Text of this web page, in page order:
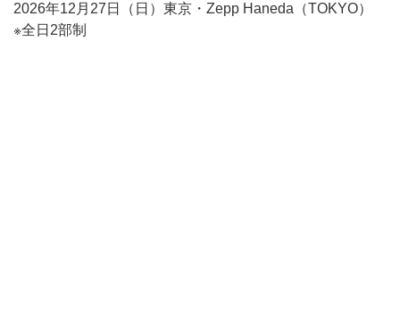
2026年12月27日（日）東京・Zepp Haneda（TOKYO）
※全日2部制